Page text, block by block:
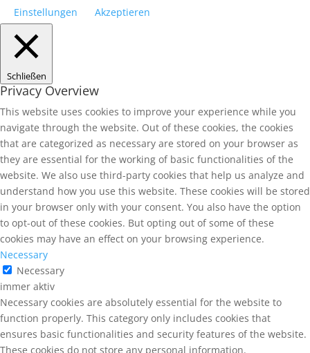
Einstellungen
Akzeptieren
Schließen
Privacy Overview
This website uses cookies to improve your experience while you
navigate through the website. Out of these cookies, the cookies
that are categorized as necessary are stored on your browser as
they are essential for the working of basic functionalities of the
website. We also use third-party cookies that help us analyze and
understand how you use this website. These cookies will be stored
in your browser only with your consent. You also have the option
to opt-out of these cookies. But opting out of some of these
cookies may have an effect on your browsing experience.
Necessary
Necessary
immer aktiv
Necessary cookies are absolutely essential for the website to
function properly. This category only includes cookies that
ensures basic functionalities and security features of the website.
These cookies do not store any personal information.